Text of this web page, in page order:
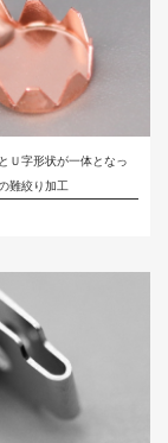
Ｕ字形状が一体となっ
難絞り加工